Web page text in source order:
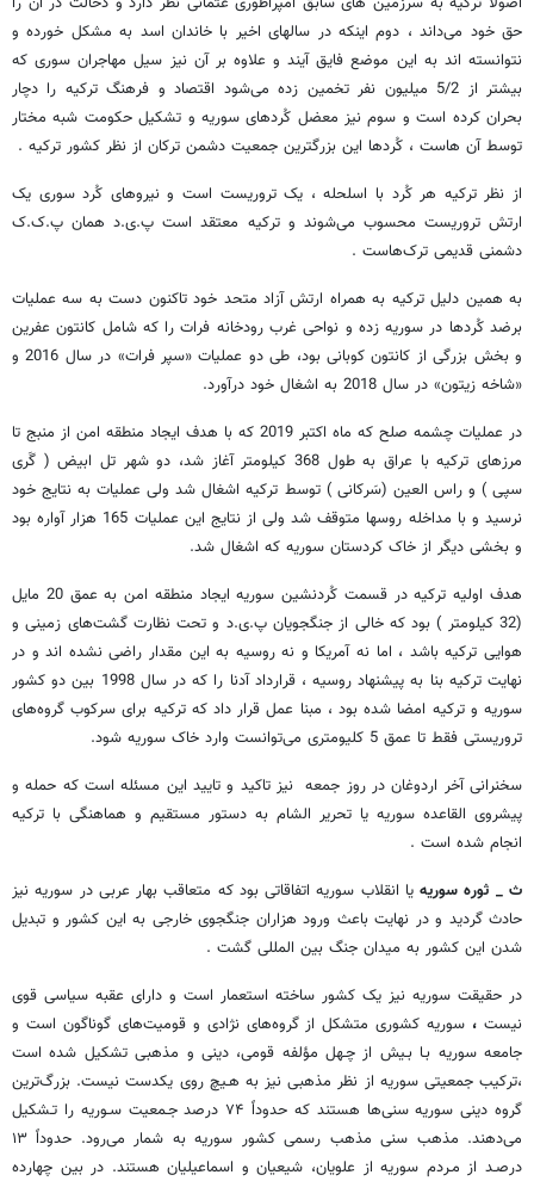
حق خود می‌داند ، دوم اینکه در سالهای اخیر با خاندان اسد به مشکل خورده و
نتوانسته اند به این موضع فایق آیند و علاوه بر آن نیز سیل مهاجران سوری که
بیشتر از 5/2 میلیون نفر تخمین زده می‌شود اقتصاد و فرهنگ ترکیه را دچار
بحران کرده است و سوم نیز معضل کُردهای سوریه و تشکیل حکومت شبه مختار
توسط آن هاست ، کُردها این بزرگترین جمعیت دشمن ترکان از نظر کشور ترکیه .
از نظر ترکیه هر کُرد با اسلحله ، یک تروریست است و نیروهای کُرد سوری یک
ارتش تروریست محسوب می‌شوند و ترکیه معتقد است پ.ی.د همان پ.ک.ک
دشمنی قدیمی ترک‌هاست .
به همین دلیل ترکیه به همراه ارتش آزاد متحد خود تاکنون دست به سه عملیات
برضد کُردها در سوریه زده و نواحی غرب رودخانه فرات را که شامل کانتون عفرین
و بخش بزرگی از کانتون کوبانی بود، طی دو عملیات «سپر فرات» در سال 2016 و
«شاخه زیتون» در سال 2018 به اشغال خود درآورد.
در عملیات چشمه صلح که ماه اکتبر 2019 که با هدف ایجاد منطقه امن از منبج تا
مرزهای ترکیه با عراق به طول 368 کیلومتر آغاز شد، دو شهر تل ابیض ( گَری
سپی ) و راس العین (سَرکانی ) توسط ترکیه اشغال شد ولی عملیات به نتایج خود
نرسید و با مداخله روسها متوقف شد ولی از نتایج این عملیات 165 هزار آواره بود
و بخشی دیگر از خاک کردستان سوریه که اشغال شد.
هدف اولیه ترکیه در قسمت کُردنشین سوریه ایجاد منطقه امن به عمق 20 مایل
(32 کیلومتر ) بود که خالی از جنگجویان پ.ی.د و تحت نظارت گشت‌های زمینی و
هوایی ترکیه باشد ، اما نه آمریکا و نه روسیه به این مقدار راضی نشده اند و در
نهایت ترکیه بنا به پیشنهاد روسیه ، قرارداد آدنا را که در سال 1998 بین دو کشور
سوریه و ترکیه امضا شده بود ، مبنا عمل قرار داد که ترکیه برای سرکوب گروه‌های
تروریستی فقط تا عمق 5 کلیومتری می‌توانست وارد خاک سوریه شود.
سخنرانی آخر اردوغان در روز جمعه نیز تاکید و تایید این مسئله است که حمله و
پیشروی القاعده سوریه یا تحریر الشام به دستور مستقیم و هماهنگی با ترکیه
انجام شده است .
ث _ ثوره سوریهیا انقلاب سوریه اتفاقاتی بود که متعاقب بهار عربی در سوریه نیز
حادث گردید و در نهایت باعث ورود هزاران جنگجوی خارجی به این کشور و تبدیل
شدن این کشور به میدان جنگ بین المللی گشت .
در حقیقت سوریه نیز یک کشور ساخته استعمار است و دارای عقبه سیاسی قوی
نیست، سوریه کشوری متشکل از گروه‌های نژادی‌ و قومیت‌های‌ گوناگون‌ است و
جامعه سوریه بـا بـیش‌ از چـهل‌ مؤلفه قومی، دینی و مذهبی تشکیل شده است
،ترکیب جمعیتی سوریه از نظر مذهبی نیز به هـیچ روی یکدست‌ نیست‌. بزرگ‌ترین
گروه دینی سوریه سنی‌ها هستند که حدوداً ۷۴ درصد جـمعیت سـوریه را تـشکیل
می‌دهند. مذهب سنی مذهب رسمی کشور سوریه به شمار می‌رود. حدوداً ۱۳
درصـد از مـردم سوریه از علویان، شیعیان و اسماعیلیان هستند. در بین‌ چهارده‌